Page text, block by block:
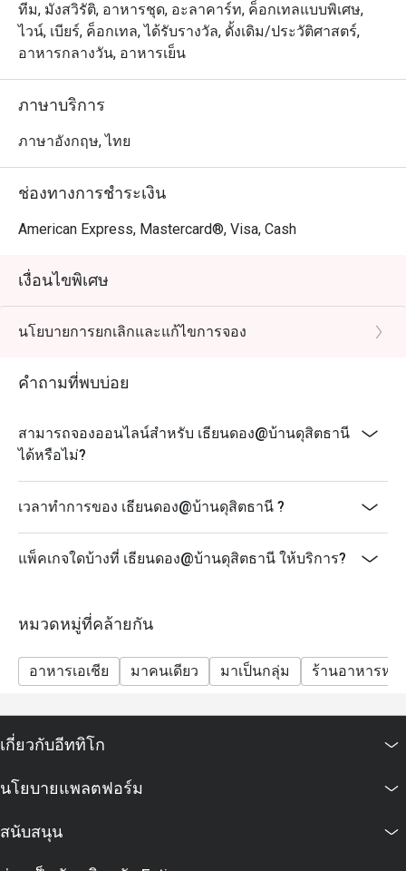
ทีม, มังสวิรัติ, อาหารชุด, อะลาคาร์ท, ค็อกเทลแบบพิเศษ,
ไวน์, เบียร์, ค็อกเทล, ได้รับรางวัล, ดั้งเดิม/ประวัติศาสตร์,
อาหารกลางวัน, อาหารเย็น
ภาษาบริการ
ภาษาอังกฤษ, ไทย
ช่องทางการชำระเงิน
American Express, Mastercard®, Visa, Cash
เงื่อนไขพิเศษ
นโยบายการยกเลิกและแก้ไขการจอง
คำถามที่พบบ่อย
สามารถจองออนไลน์สำหรับ เธียนดอง@บ้านดุสิตธานี
ได้หรือไม่?
เวลาทำการของ เธียนดอง@บ้านดุสิตธานี ?
แพ็คเกจใดบ้างที่ เธียนดอง@บ้านดุสิตธานี ให้บริการ?
หมวดหมู่ที่คล้ายกัน
อาหารเอเชีย มาคนเดียว มาเป็นกลุ่ม ร้านอาหารหรู
เกี่ยวกับอีททิโก
นโยบายแพลตฟอร์ม
สนับสนุน